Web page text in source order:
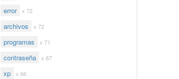
error x 72
archivos x 72
programas x 71
contraseña x 67
xp x 66